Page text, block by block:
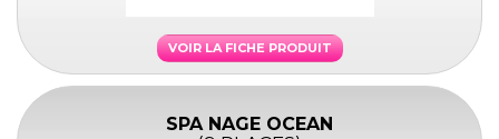
VOIR LA FICHE PRODUIT
SPA NAGE OCEAN